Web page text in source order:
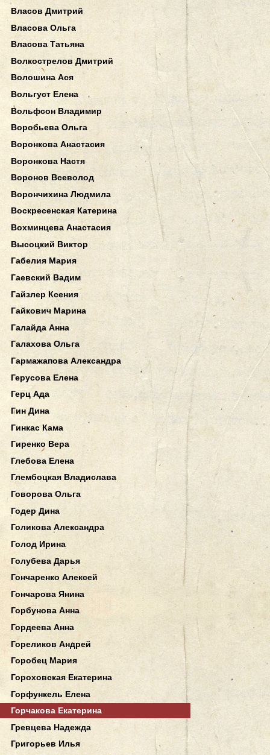
Власов Дмитрий
Власова Ольга
Власова Татьяна
Волкострелов Дмитрий
Волошина Ася
Вольгуст Елена
Вольфсон Владимир
Воробьева Ольга
Воронкова Анастасия
Воронкова Настя
Воронов Всеволод
Ворончихина Людмила
Воскресенская Катерина
Вохминцева Анастасия
Высоцкий Виктор
Габелия Мария
Гаевский Вадим
Гайзлер Ксения
Гайкович Марина
Галайда Анна
Галахова Ольга
Гармажапова Александра
Герусова Елена
Герц Ада
Гин Дина
Гинкас Кама
Гиренко Вера
Глебова Елена
Глембоцкая Владислава
Говорова Ольга
Годер Дина
Голикова Александра
Голод Ирина
Голубева Дарья
Гончаренко Алексей
Гончарова Янина
Горбунова Анна
Гордеева Анна
Гореликов Андрей
Горобец Мария
Гороховская Екатерина
Горфункель Елена
Горчакова Екатерина
Гревцева Надежда
Григорьев Илья